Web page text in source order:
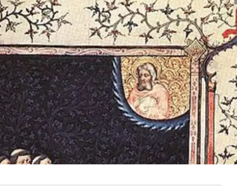
1000 Raisons de Croire
Chapelet pour le monde
Contact
Faire un don
Marie de Nazareth